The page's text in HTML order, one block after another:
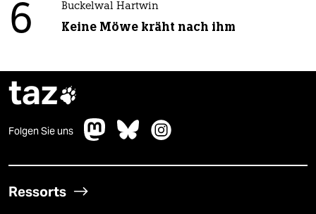
6 Buckelwal Hartwin
Keine Möwe kräht nach ihm
taz
Folgen Sie uns
Ressorts